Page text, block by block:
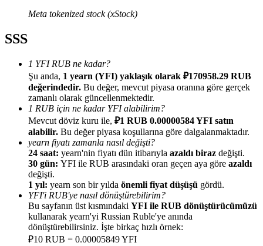
Yönlendirme
Arkadaşını davet et, nakit ödüller kazan
BTC Welcome Rewards
Meta tokenized stock (xStock)
SSS
1 YFI RUB ne kadar?
Şu anda, 1 yearn (YFI) yaklaşık olarak ₽170958.29 RUB
değerindedir. Bu değer, mevcut piyasa oranına göre gerçek
zamanlı olarak güncellenmektedir.
1 RUB için ne kadar YFI alabilirim?
Mevcut döviz kuru ile, ₽1 RUB 0.00000584 YFI satın
alabilir. Bu değer piyasa koşullarına göre dalgalanmaktadır.
yearn fiyatı zamanla nasıl değişti?
24 saat: yearn'nin fiyatı dün itibarıyla azaldı biraz değişti.
30 gün: YFI ile RUB arasındaki oran geçen aya göre azaldı
değişti.
1 yıl: yearn son bir yılda önemli fiyat düşüşü gördü.
YFI'i RUB'ye nasıl dönüştürebilirim?
Bu sayfanın üst kısmındaki YFI ile RUB dönüştürücümüzü
kullanarak yearn'yi Russian Ruble'ye anında
dönüştürebilirsiniz. İşte birkaç hızlı örnek:
₽10 RUB = 0.00005849 YFI